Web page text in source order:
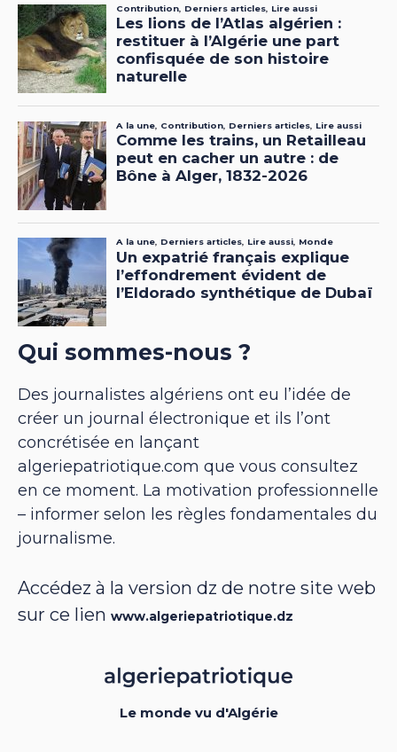
Qui sommes-nous ?
Des journalistes algériens ont eu l’idée de
créer un journal électronique et ils l’ont
concrétisée en lançant
algeriepatriotique.com que vous consultez
en ce moment. La motivation professionnelle
– informer selon les règles fondamentales du
journalisme.
Accédez à la version dz de notre site web
sur ce lien www.algeriepatriotique.dz
Le monde vu d'Algérie